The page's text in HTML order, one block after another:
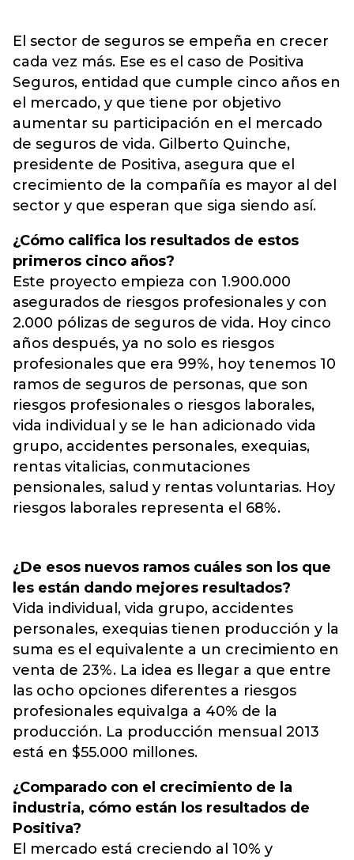
El sector de seguros se empeña en crecer
cada vez más. Ese es el caso de Positiva
Seguros, entidad que cumple cinco años en
el mercado, y que tiene por objetivo
aumentar su participación en el mercado
de seguros de vida. Gilberto Quinche,
presidente de Positiva, asegura que el
crecimiento de la compañía es mayor al del
sector y que esperan que siga siendo así.
¿Cómo califica los resultados de estos
primeros cinco años?
Este proyecto empieza con 1.900.000
asegurados de riesgos profesionales y con
2.000 pólizas de seguros de vida. Hoy cinco
años después, ya no solo es riesgos
profesionales que era 99%, hoy tenemos 10
ramos de seguros de personas, que son
riesgos profesionales o riesgos laborales,
vida individual y se le han adicionado vida
grupo, accidentes personales, exequias,
rentas vitalicias, conmutaciones
pensionales, salud y rentas voluntarias. Hoy
riesgos laborales representa el 68%.
¿De esos nuevos ramos cuáles son los que
les están dando mejores resultados?
Vida individual, vida grupo, accidentes
personales, exequias tienen producción y la
suma es el equivalente a un crecimiento en
venta de 23%. La idea es llegar a que entre
las ocho opciones diferentes a riesgos
profesionales equivalga a 40% de la
producción. La producción mensual 2013
está en $55.000 millones.
¿Comparado con el crecimiento de la
industria, cómo están los resultados de
Positiva?
El mercado está creciendo al 10% y